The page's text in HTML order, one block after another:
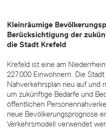
Kleinräumige
Berücksichtigung der
die Stadt Krefeld
Krefeld ist eine am
227.000 Einwohnern. Die
Nahverkehrsplan neu auf und
um zukünftige Bedarfe und
öffentlichen
neue Bevölkerungsprognose
Verkehrsmodell verwendet